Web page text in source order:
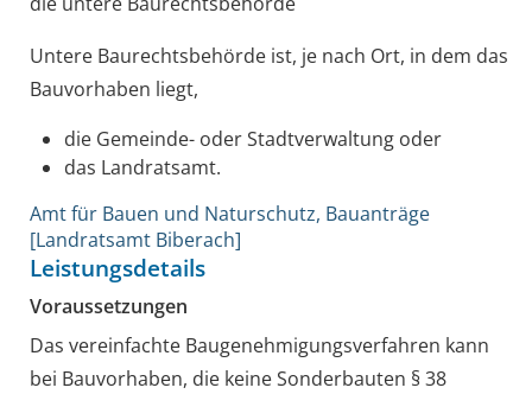
Untere Baurechtsbehörde ist, je nach Ort, in dem das
Bauvorhaben liegt,
die Gemeinde- oder Stadtverwaltung oder
das Landratsamt.
Amt für Bauen und Naturschutz, Bauanträge
[Landratsamt Biberach]
Leistungsdetails
Voraussetzungen
Das vereinfachte Baugenehmigungsverfahren kann
bei Bauvorhaben, die keine Sonderbauten § 38